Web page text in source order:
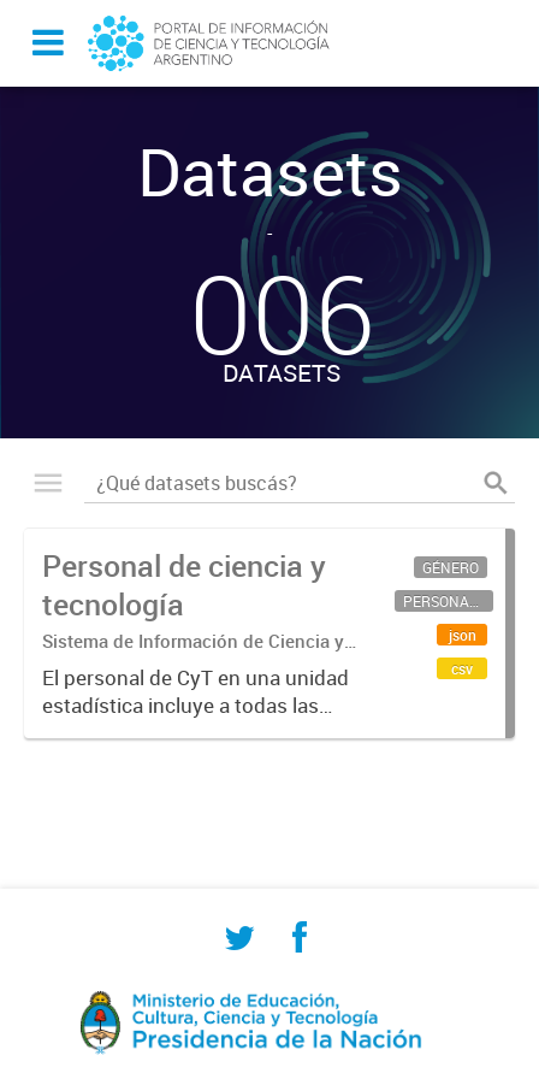
Datasets
-
006
DATASETS
Personal de ciencia y
tecnología
Sistema de Información de Ciencia y
Tecnología Argentino (SICYTAR)
El personal de CyT en una unidad
estadística incluye a todas las
personas involucradas
GÉNERO
PERSONAL CIENTÍFICO-TECNOLÓGICO
json
csv